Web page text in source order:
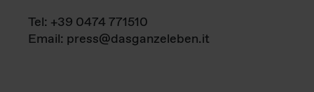
Tel: +39 0474 771510
Email: press@dasganzeleben.it